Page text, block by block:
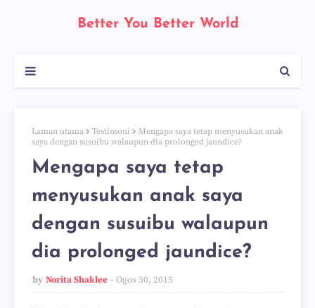
Better You Better World
Laman utama Testimoni
Mengapa saya tetap menyusukan anak
saya dengan susuibu walaupun dia prolonged jaundice?
Mengapa saya tetap
menyusukan anak saya
dengan susuibu walaupun
dia prolonged jaundice?
by Norita Shaklee Ogos 30, 2015